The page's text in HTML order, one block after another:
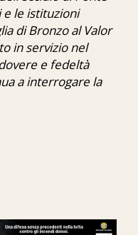
e le istituzioni
di Bronzo al Valor
in servizio nel
e fedeltà
a interrogare la